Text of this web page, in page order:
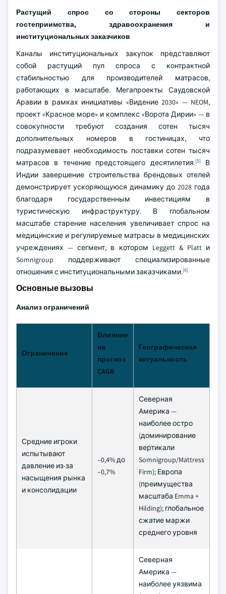
Растущий спрос со стороны секторов
гостеприимства, здравоохранения и
институциональных заказчиков
Каналы институциональных закупок представляют
собой растущий пул спроса с контрактной
стабильностью для производителей матрасов,
работающих в масштабе. Мегапроекты Саудовской
Аравии в рамках инициативы «Видение 2030» — NEOM,
проект «Красное море» и комплекс «Ворота Дирии» — в
совокупности требуют создания сотен тысяч
дополнительных номеров в гостиницах, что
подразумевает необходимость поставки сотен тысяч
матрасов в течение предстоящего десятилетия.[5]В
Индии завершение строительства брендовых отелей
демонстрирует ускоряющуюся динамику до 2028 года
благодаря государственным инвестициям в
туристическую инфраструктуру. В глобальном
масштабе старение населения увеличивает спрос на
медицинские и регулируемые матрасы в медицинских
учреждениях — сегмент, в котором Leggett & Platt и
Somnigroup поддерживают специализированные
отношения с институциональными заказчиками.[6]
Основные вызовы
Анализ ограничений
Ограничение
Влияние
на
прогноз
CAGR
Географическая
актуальность
Средние игроки
испытывают
давление из-за
насыщения рынка
и консолидации
–0,4% до
–0,7%
Северная
Америка —
наиболее остро
(доминирование
вертикали
Somnigroup/Mattress
Firm); Европа
(преимущества
масштаба Emma +
Hilding); глобальное
сжатие маржи
среднего уровня
Северная
Америка —
наиболее уязвима